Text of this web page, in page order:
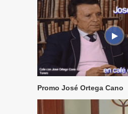
Promo José Ortega Cano